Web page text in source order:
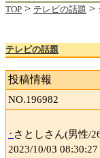
TOP > テレビの話題 >
テレビの話題
投稿情報
NO.196982
･ さとしさん(男性/
2023/10/03 08:30:27